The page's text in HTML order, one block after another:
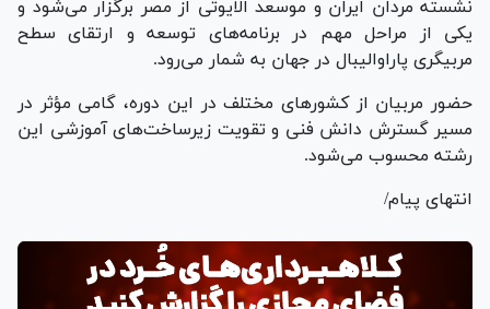
نشسته مردان ایران و موسعد الایوتی از مصر برگزار می‌شود و
یکی از مراحل مهم در برنامه‌های توسعه و ارتقای سطح
مربیگری پاراوالیبال در جهان به شمار می‌رود.
حضور مربیان از کشور‌های مختلف در این دوره، گامی مؤثر در
مسیر گسترش دانش فنی و تقویت زیرساخت‌های آموزشی این
رشته محسوب می‌شود.
انتهای پیام/